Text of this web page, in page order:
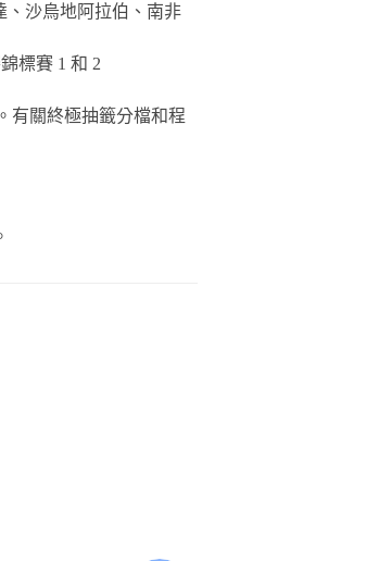
、沙烏地阿拉伯、南非
標賽 1 和 2
有關終極抽籤分檔和程